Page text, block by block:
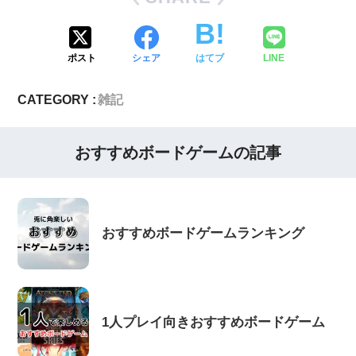
ポスト シェア はてブ LINE
CATEGORY :雑記
おすすめボードゲームの記事
おすすめボードゲームランキング
1人プレイ向きおすすめボードゲーム